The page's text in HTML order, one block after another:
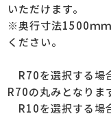
いただけます。
※奥行寸法1500ｍ
ください。
R70を選択する場
R70の丸みとなりま
R10を選択する場